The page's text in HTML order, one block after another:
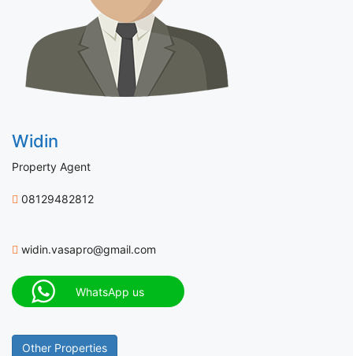
Widin
Property Agent
08129482812
widin.vasapro@gmail.com
WhatsApp us
Other Properties